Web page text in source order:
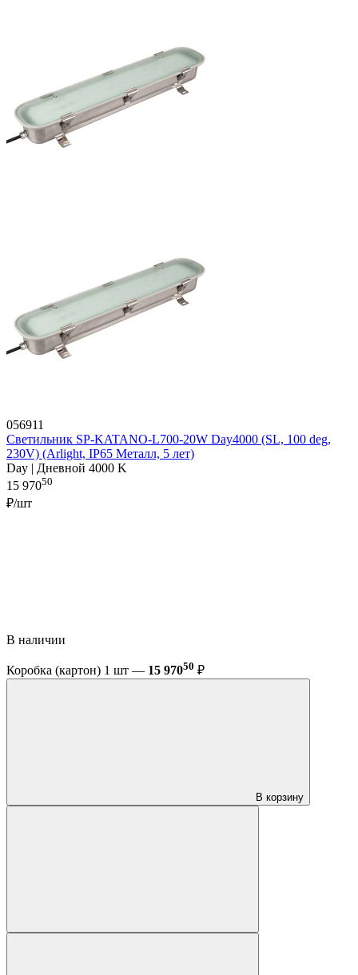
056911
Светильник SP-KATANO-L700-20W Day4000 (SL, 100 deg,
230V) (Arlight, IP65 Металл, 5 лет)
Day | Дневной 4000 K
15 97050
₽/шт
В наличии
Коробка (картон) 1 шт — 15 97050 ₽
В корзину